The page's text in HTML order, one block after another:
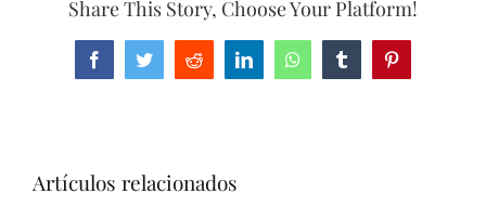
Share This Story, Choose Your Platform!
FacebookTwitterReddit LinkedInWhatsAppTumblr
Artículos relacionados